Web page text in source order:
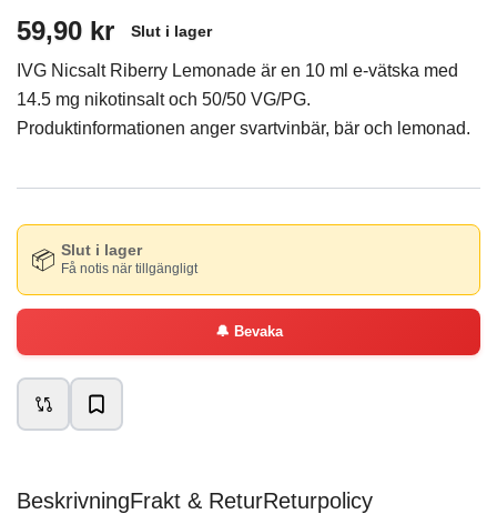
59,90 kr Slut i lager
IVG Nicsalt Riberry Lemonade är en 10 ml e-vätska med
14.5 mg nikotinsalt och 50/50 VG/PG.
Produktinformationen anger svartvinbär, bär och lemonad.
📦 Slut i lager
Få notis när tillgängligt
🔔 Bevaka
BeskrivningFrakt & ReturReturpolicy